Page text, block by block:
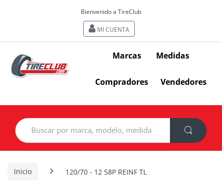
Bienvenido a TireClub
MI CUENTA
Marcas Medidas
Compradores Vendedores
Search
for:
Inicio 120/70 - 12 58P REINF TL